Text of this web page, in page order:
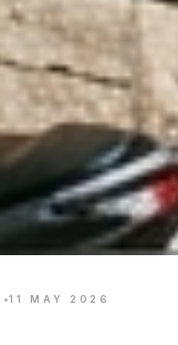
•11 MAY 2026